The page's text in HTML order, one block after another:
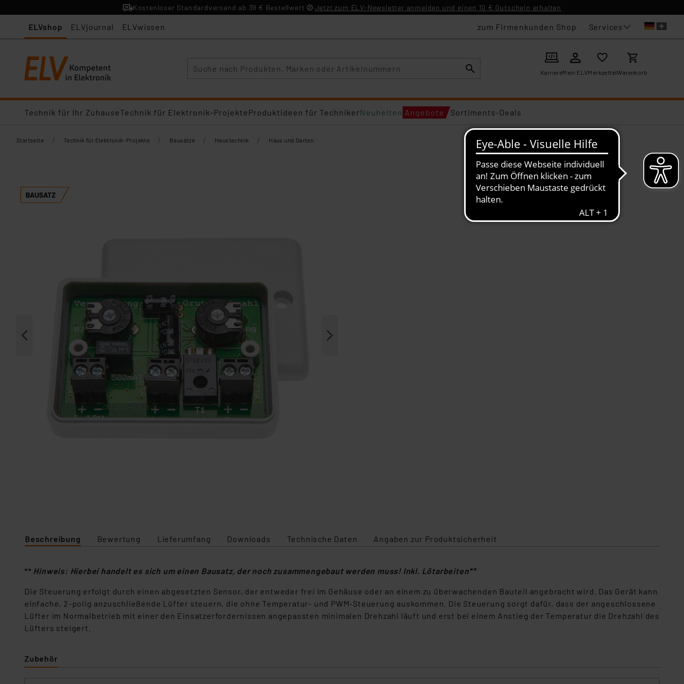
Kostenloser Standardversand ab 39 € Bestellwert Jetzt zum ELV-Newsletter anmelden und einen 10 € Gutschein erhalten
ELVshop ELVjournal ELVwissen zum Firmenkunden Shop Services
KarriereMein ELVMerkzettelWarenkorb
Technik für Ihr ZuhauseTechnik für Elektronik-ProjekteProduktideen für TechnikerNeuheiten Angebote Sortiments-Deals
Startseite / Technik für Elektronik-Projekte / Bausätze / Haustechnik / Haus und Garten
Beschreibung Bewertung Lieferumfang Downloads Technische Daten Angaben zur Produktsicherheit
** Hinweis: Hierbei handelt es sich um einen Bausatz, der noch zusammengebaut werden muss! Inkl. Lötarbeiten**
Die Steuerung erfolgt durch einen abgesetzten Sensor, der entweder frei im Gehäuse oder an einem zu überwachenden Bauteil angebracht wird. Das Gerät kann
einfache, 2-polig anzuschließende Lüfter steuern, die ohne Temperatur- und PWM-Steuerung auskommen. Die Steuerung sorgt dafür, dass der angeschlossene
Lüfter im Normalbetrieb mit einer den Einsatzerfordernissen angepassten minimalen Drehzahl läuft und erst bei einem Anstieg der Temperatur die Drehzahl des
Lüfters steigert.
Zubehör